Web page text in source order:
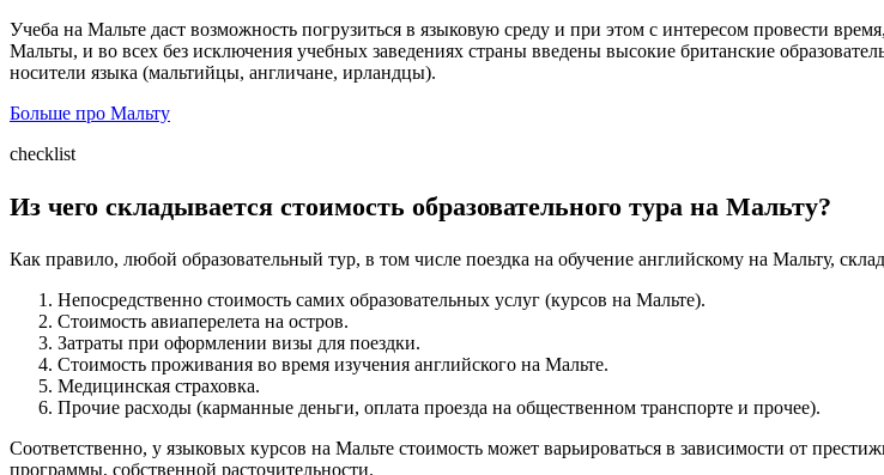
Учеба на Мальте даст возможность погрузиться в языковую среду и при этом с интересом провести
Мальты, и во всех без исключения учебных заведениях страны введены высокие британские
носители языка (мальтийцы, англичане, ирландцы).
Больше про Мальту
checklist
Из чего складывается стоимость образовательного тура на Мальту?
Как правило, любой образовательный тур, в том числе поездка на обучение английскому на Мальту,
Непосредственно стоимость самих образовательных услуг (курсов на Мальте).
Стоимость авиаперелета на остров.
Затраты при оформлении визы для поездки.
Стоимость проживания во время изучения английского на Мальте.
Медицинская страховка.
Прочие расходы (карманные деньги, оплата проезда на общественном транспорте и прочее).
Соответственно, у языковых курсов на Мальте стоимость может варьироваться в зависимости от
программы, собственной расточительности.